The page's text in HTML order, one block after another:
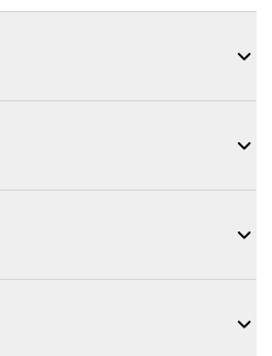



